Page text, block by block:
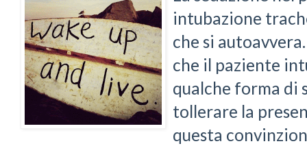
intubazione
che si
che il paziente
qualche forma di
tollerare la
questa